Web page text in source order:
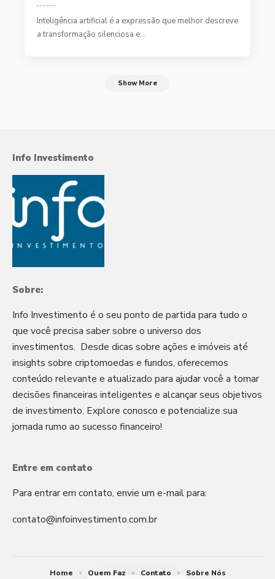
Inteligência artificial é a expressão que melhor descreve
a transformação silenciosa e…
Show More
Info Investimento
Sobre:
Info Investimento é o seu ponto de partida para tudo o
que você precisa saber sobre o universo dos
investimentos. Desde dicas sobre ações e imóveis até
insights sobre criptomoedas e fundos, oferecemos
conteúdo relevante e atualizado para ajudar você a tomar
decisões financeiras inteligentes e alcançar seus objetivos
de investimento. Explore conosco e potencialize sua
jornada rumo ao sucesso financeiro!
Entre em contato
Para entrar em contato, envie um e-mail para:
contato@infoinvestimento.com.br
Home Quem Faz Contato Sobre Nós